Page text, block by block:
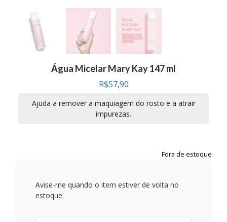
Água Micelar Mary Kay 147 ml
R$57,90
Ajuda a remover a maquiagem do rosto e a atrair
impurezas.
Fora de estoque
Avise-me quando o item estiver de volta no
estoque.